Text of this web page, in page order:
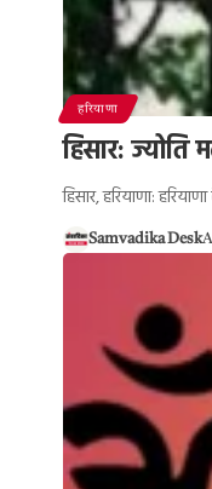
हरियाणा
हिसार: ज्योति
हिसार, हरियाणा:
Samvadika Desk